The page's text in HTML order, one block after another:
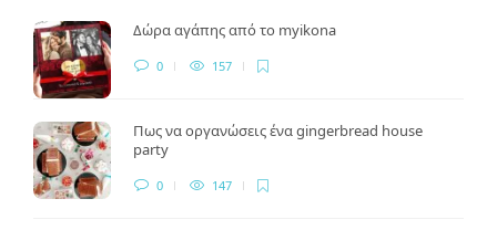
Δώρα αγάπης από το myikona
0 157
Πως να οργανώσεις ένα gingerbread house
party
0 147